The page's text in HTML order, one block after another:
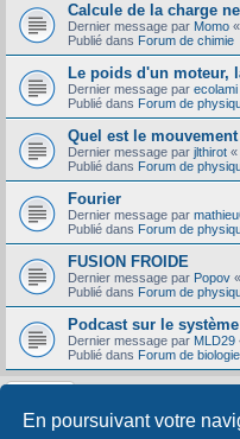
En poursuivant votre
Calcule de la charge
Dernier message par Momo «
Publié dans Forum de chimie
Le poids d'un moteur,
Dernier message par ecolami
Publié dans Forum de
Quel est le
Dernier message par jlthirot «
Publié dans Forum de
Fourier
Dernier message par
Publié dans Forum de
FUSION FROIDE
Dernier message par Popov «
Publié dans Forum de
Podcast sur le
Dernier message par MLD29
Publié dans Forum de biologie
La recherche a retourné 356